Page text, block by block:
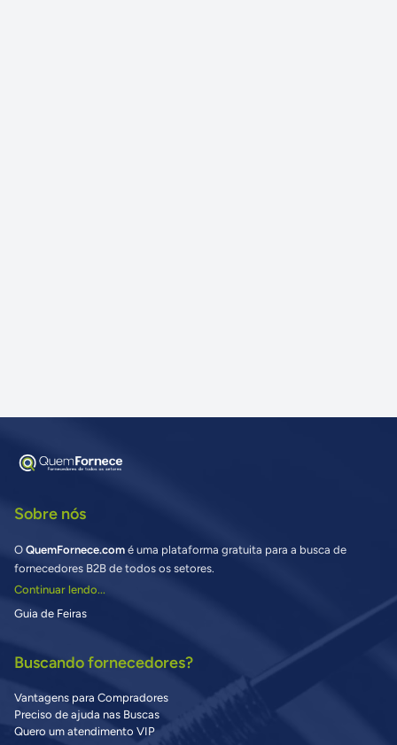
Sobre nós
O QuemFornece.com é uma plataforma gratuita para a busca de
fornecedores B2B de todos os setores.
Continuar lendo...
Guia de Feiras
Buscando fornecedores?
Vantagens para Compradores
Preciso de ajuda nas Buscas
Quero um atendimento VIP